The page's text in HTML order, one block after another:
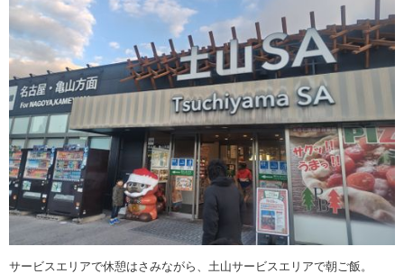
サービスエリアで休憩はさみながら、土山サービスエリアで朝ご飯。